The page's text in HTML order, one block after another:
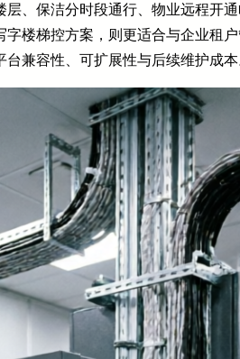
、保洁分时段通行、物业远程开
楼梯控方案，则更适合与企业租
兼容性、可扩展性与后续维护成本